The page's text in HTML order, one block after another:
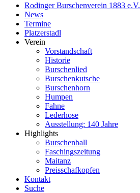
Rodinger Burschenverein 1883 e.V.
News
Termine
Platzerstadl
Verein
Vorstandschaft
Historie
Burschenlied
Burschenkutsche
Burschenhorn
Humpen
Fahne
Lederhose
Ausstellung: 140 Jahre
Highlights
Burschenball
Faschingszeitung
Maitanz
Preisschafkopfen
Kontakt
Suche